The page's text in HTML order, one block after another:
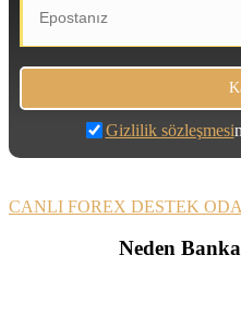
Gizlilik sözleşmesi
CANLI FOREX DESTEK
Neden